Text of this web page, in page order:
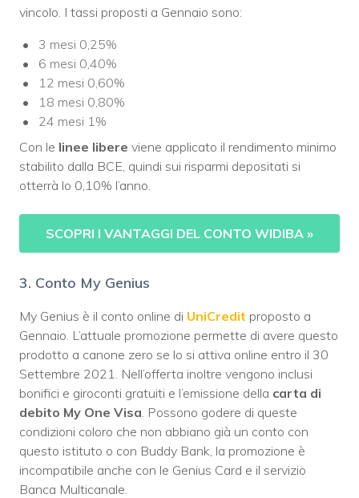
vincolo. I tassi proposti a Gennaio sono:
3 mesi 0,25%
6 mesi 0,40%
12 mesi 0,60%
18 mesi 0,80%
24 mesi 1%
Con le linee libere viene applicato il rendimento minimo
stabilito dalla BCE, quindi sui risparmi depositati si
otterrà lo 0,10% l’anno.
SCOPRI I VANTAGGI DEL CONTO WIDIBA »
3. Conto My Genius
My Genius è il conto online di UniCredit proposto a
Gennaio. L’attuale promozione permette di avere questo
prodotto a canone zero se lo si attiva online entro il 30
Settembre 2021. Nell’offerta inoltre vengono inclusi
bonifici e giroconti gratuiti e l’emissione della carta di
debito My One Visa . Possono godere di queste
condizioni coloro che non abbiano già un conto con
questo istituto o con Buddy Bank, la promozione è
incompatibile anche con le Genius Card e il servizio
Banca Multicanale.